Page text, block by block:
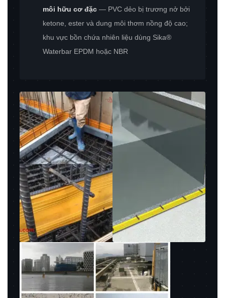
môi hữu cơ đặc — PVC dẻo bị trương nở bởi
ketone, ester và dung môi thơm nồng độ cao;
khu vực bồn chứa nhiên liệu dùng Sika®
Waterbar EPDM hoặc NBR